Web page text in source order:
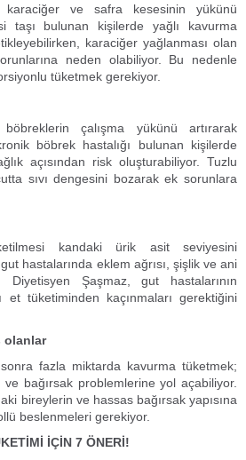
karaciğer ve safra kesesinin yükünü
taşı bulunan kişilerde yağlı kavurma
karaciğer yağlanması olan
neden olabiliyor. Bu nedenle
tüketmek gerekiyor.
çalışma yükünü artırarak
böbrek hastalığı bulunan kişilerde
açısından risk oluşturabiliyor. Tuzlu
sıvı dengesini bozarak ek sorunlara
kandaki ürik asit seviyesini
hastalarında eklem ağrısı, şişlik ve ani
Diyetisyen Şaşmaz, gut hastalarının
et tüketiminden kaçınmaları gerektiğini
olanlar
fazla miktarda kavurma tüketmek;
ve bağırsak problemlerine yol açabiliyor.
bireylerin ve hassas bağırsak yapısına
beslenmeleri gerekiyor.
İÇİN 7 ÖNERİ!